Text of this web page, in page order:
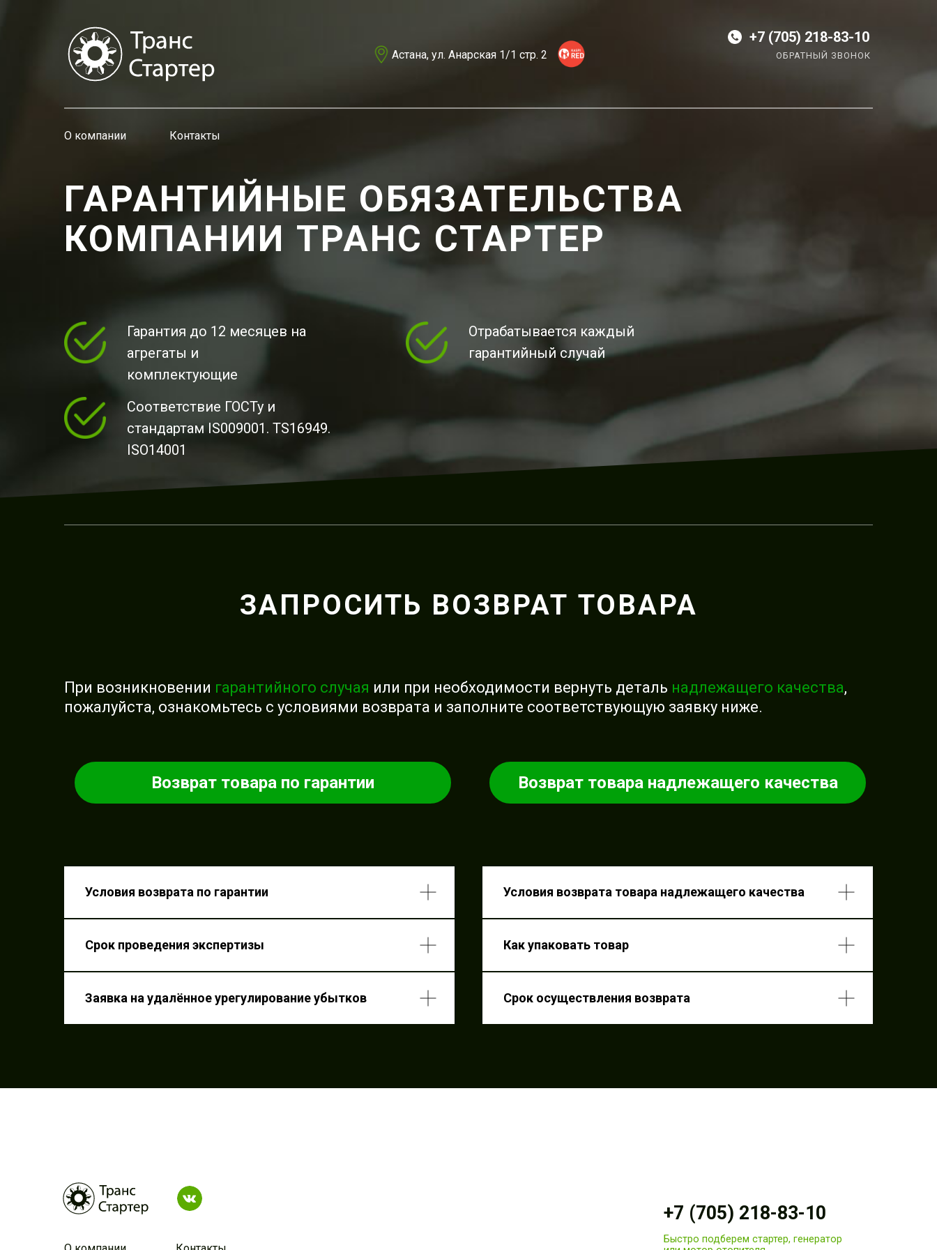
ГАРАНТИЙНЫЕ ОБЯЗАТЕЛЬСТВА
КОМПАНИИ ТРАНС СТАРТЕР
Гарантия до 12 месяцев на
агрегаты и
комплектующие
Соответствие ГОСТу и
стандартам IS009001. TS16949.
ISO14001
Отрабатывается каждый
гарантийный случай
Астана, ул. Анарская 1/1 стр. 2 ОБРАТНЫЙ ЗВОНОК
+7 (705) 218-83-10
О компании Контакты
При возникновении гарантийного случая или при необходимости вернуть деталь надлежащего качества,
пожалуйста, ознакомьтесь с условиями возврата и заполните соответствующую заявку ниже.
ЗАПРОСИТЬ ВОЗВРАТ ТОВАРА
Возврат товара по гарантии Возврат товара надлежащего качества
Заявка на удалённое
Как упаковать товар
Условия возврата по гарантии Условия возврата товара надлежащего качества
Срок проведения экспертизы Как упаковать товар
Заявка на удалённое урегулирование убытков Срок осуществления возврата
Быстро подберем стартер, генератор
+7 (705) 218-83-10